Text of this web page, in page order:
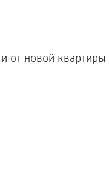
от новой квартиры